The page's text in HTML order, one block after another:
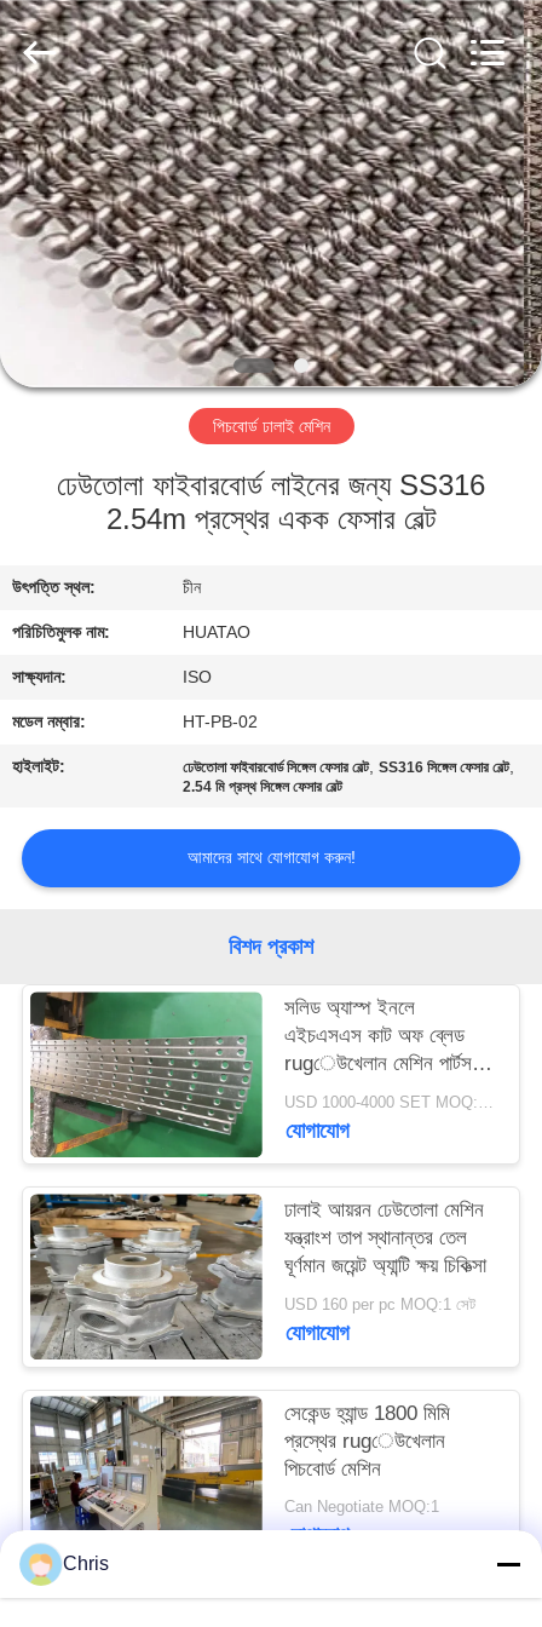
বাড়ি
পণ্য
আমাদের
কারখানা
যোগাযোগ
করুন
খবর
উদ্ধৃতির
জন্য
সাইট
ম্যাপ
PRIVACY
POLICY
2026
HUATAO
LOVER
LTD.
All
Rights
Reserved.
পিচবোর্ড ঢালাই মেশিন
ঢেউতোলা ফাইবারবোর্ড লাইনের জন্য SS316
2.54m প্রস্থের একক ফেসার বেল্ট
উৎপত্তি স্থল: চীন
পরিচিতিমুলক নাম: HUATAO
সাক্ষ্যদান: ISO
মডেল নম্বার: HT-PB-02
হাইলাইট: ঢেউতোলা ফাইবারবোর্ড সিঙ্গেল ফেসার বেল্ট,SS316 সিঙ্গেল ফেসার বেল্ট,
2.54 মি প্রস্থ সিঙ্গেল ফেসার বেল্ট
আমাদের সাথে যোগাযোগ করুন!
বিশদ প্রকাশ
সলিড অ্যাস্প ইনলে
এইচএসএস কাট অফ ব্লেড
rugেউখেলান মেশিন পার্টস 3-
12 মাসের ওয়ারেন্টি
USD 1000-4000 SET MOQ:1 সেট
যোগাযোগ
ঢালাই আয়রন ঢেউতোলা মেশিন
যন্ত্রাংশ তাপ স্থানান্তর তেল
ঘূর্ণমান জয়েন্ট অ্যান্টি ক্ষয় চিকিত্সা
USD 160 per pc MOQ:1 সেট
যোগাযোগ
সেকেন্ড হ্যান্ড 1800 মিমি
প্রস্থের rugেউখেলান
পিচবোর্ড মেশিন
Can Negotiate MOQ:1
যোগাযোগ
Chris